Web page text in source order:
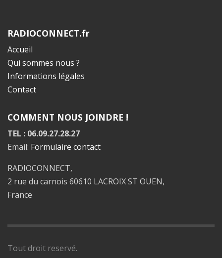
RADIOCONNECT.fr
Accueil
Qui sommes nous ?
Informations légales
Contact
COMMENT NOUS JOINDRE !
TEL : 06.09.27.28.27
Email: Formulaire contact
RADIOCONNECT,
2 rue du carnois 60610 LACROIX ST OUEN,
France
Tout droit reservé.